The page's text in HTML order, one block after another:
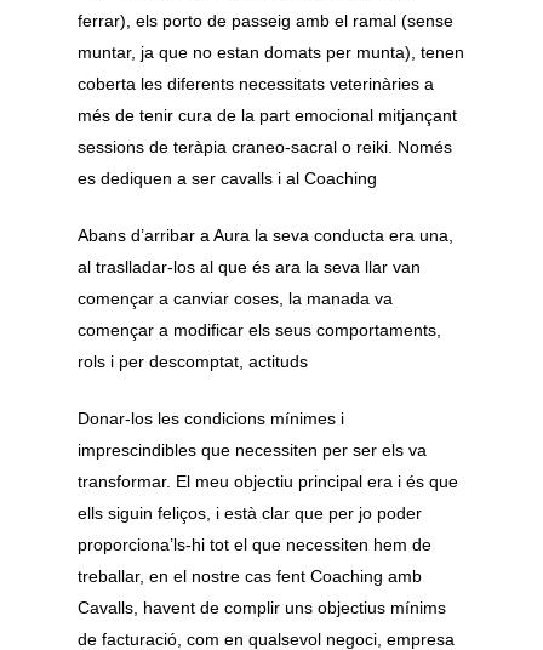
ferrar), els porto de passeig amb el ramal (sense
muntar, ja que no estan domats per munta), tenen
coberta les diferents necessitats veterinàries a
més de tenir cura de la part emocional mitjançant
sessions de teràpia craneo-sacral o reiki. Només
es dediquen a ser cavalls i al Coaching
Abans d’arribar a Aura la seva conducta era una,
al traslladar-los al que és ara la seva llar van
començar a canviar coses, la manada va
començar a modificar els seus comportaments,
rols i per descomptat, actituds
Donar-los les condicions mínimes i
imprescindibles que necessiten per ser els va
transformar. El meu objectiu principal era i és que
ells siguin feliços, i està clar que per jo poder
proporciona’ls-hi tot el que necessiten hem de
treballar, en el nostre cas fent Coaching amb
Cavalls, havent de complir uns objectius mínims
de facturació, com en qualsevol negoci, empresa